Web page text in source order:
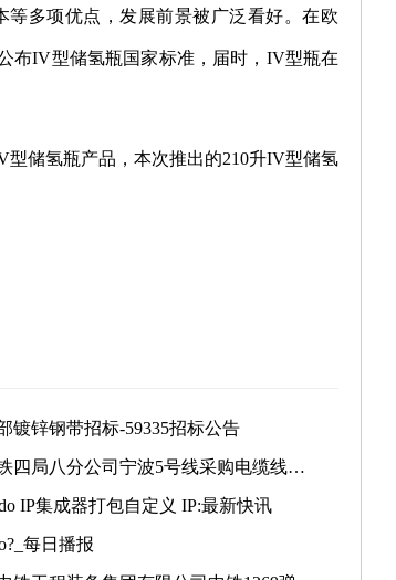
多项优点，发展前景被广泛看好。在欧
布IV型储氢瓶国家标准，届时，IV型瓶在
储氢瓶产品，本次推出的210升IV型储氢
镀锌钢带招标-59335招标公告
每日热门：中铁四局八分公司宁波5号线采购电缆线一批
IP集成器打包自定义 IP:最新快讯
每日播报